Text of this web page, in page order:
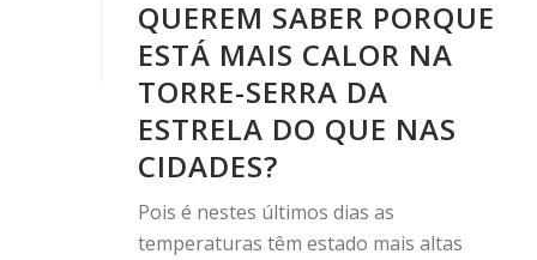
QUEREM SABER PORQUE
ESTÁ MAIS CALOR NA
TORRE-SERRA DA
ESTRELA DO QUE NAS
CIDADES?
Pois é nestes últimos dias as
temperaturas têm estado mais altas